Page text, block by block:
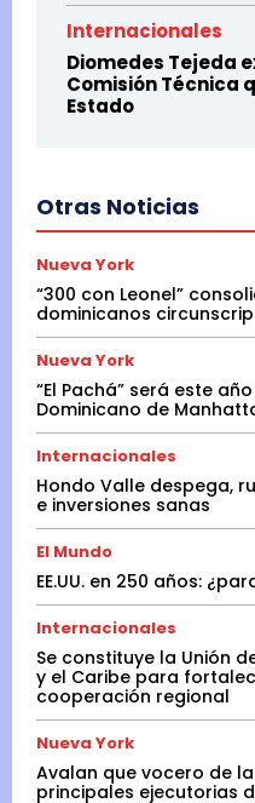
Internacionales
Diomedes Tejeda
Comisión Técnica
Estado
Otras Noticias
Nueva York
“300 con Leonel”
dominicanos
Nueva York
“El Pachá” será este
Dominicano de
Internacionales
Hondo Valle despega,
e inversiones sanas
El Mundo
EE.UU. en 250 años:
Internacionales
Se constituye la Unión
y el Caribe para
cooperación regional
Nueva York
Avalan que vocero de
principales ejecutorias